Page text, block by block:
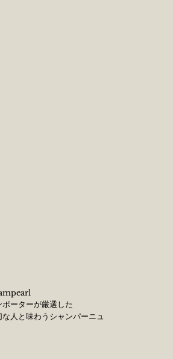
ポーターが厳選した
な人と味わうシャンパーニュ